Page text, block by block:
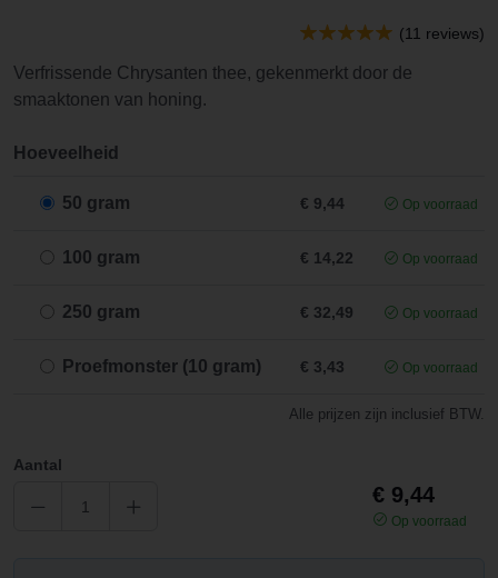
(11 reviews)
Verfrissende Chrysanten thee, gekenmerkt door de
smaaktonen van honing.
Hoeveelheid
50 gram € 9,44 Op voorraad
100 gram € 14,22 Op voorraad
250 gram € 32,49 Op voorraad
Proefmonster (10 gram) € 3,43 Op voorraad
Alle prijzen zijn inclusief BTW.
Aantal
€ 9,44
Op voorraad